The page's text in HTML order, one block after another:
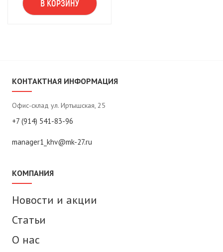
В КОРЗИНУ
КОНТАКТНАЯ ИНФОРМАЦИЯ
Офис-склад ул. Иртышская, 25
+7 (914) 541-83-96
manager1_khv@mk-27.ru
КОМПАНИЯ
Новости и акции
Статьи
О нас